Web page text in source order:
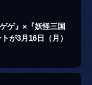
ゲ』×『妖怪三国
が3月16日（月）